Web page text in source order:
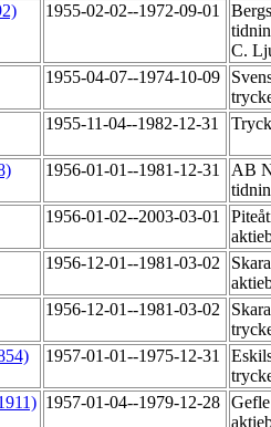
1955-02-02--1972-09-01
C.
1955-04-07--1974-10-09
1955-11-04--1982-12-31
1956-01-01--1981-12-31
AB
1956-01-02--2003-03-01
1956-12-01--1981-03-02
1956-12-01--1981-03-02
1957-01-01--1975-12-31
1957-01-04--1979-12-28